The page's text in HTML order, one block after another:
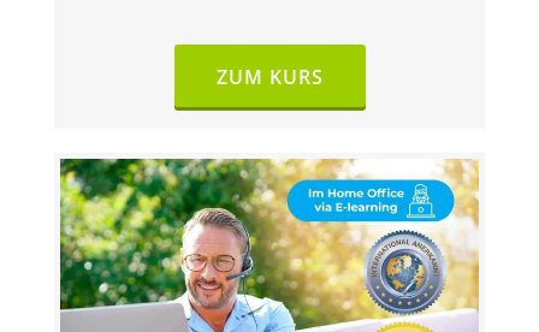
ZUM KURS